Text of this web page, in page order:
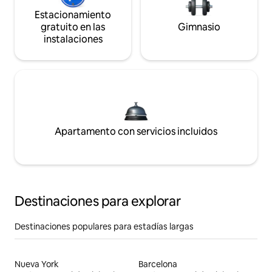
Estacionamiento
gratuito en las
instalaciones
Gimnasio
Apartamento con servicios incluidos
Destinaciones para explorar
Destinaciones populares para estadías largas
Nueva York
Barcelona